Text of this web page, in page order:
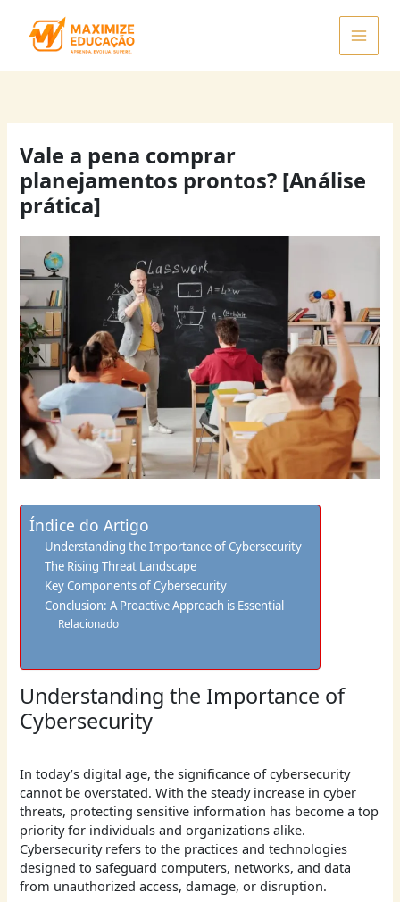
Vale a pena comprar
planejamentos prontos? [Análise
prática]
Índice do Artigo
Understanding the Importance of Cybersecurity
The Rising Threat Landscape
Key Components of Cybersecurity
Conclusion: A Proactive Approach is Essential
Relacionado
Understanding the Importance of
Cybersecurity
In today’s digital age, the significance of cybersecurity
cannot be overstated. With the steady increase in cyber
threats, protecting sensitive information has become a top
priority for individuals and organizations alike.
Cybersecurity refers to the practices and technologies
designed to safeguard computers, networks, and data
from unauthorized access, damage, or disruption.